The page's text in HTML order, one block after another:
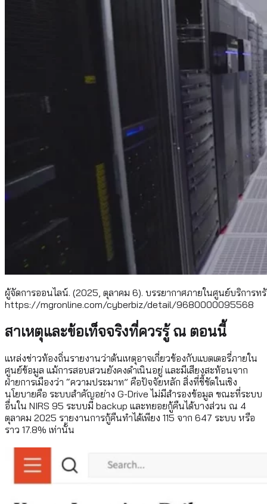
ผู้จัดการออนไลน์. (2025, ตุลาคม 6). บรรยากาศภายในศูนย์บริการท
https://mgronline.com/cyberbiz/detail/9680000095568
สาเหตุและข้อเท็จจริงที่ควรรู้ ณ ตอนนี้
แหล่งข่าวท้องถิ่นรายงานว่าต้นเหตุอาจเกี่ยวข้องกับแบตเตอรี่ภายใน
ศูนย์ข้อมูล แม้การสอบสวนยังคงดำเนินอยู่ และมีเสียงสะท้อนจาก
ฝ่ายการเมืองว่า “ความประมาท” คือปัจจัยหลัก สิ่งที่ชี้ชัดในเชิง
นโยบายคือ ระบบสำคัญอย่าง G-Drive ไม่มีสำรองข้อมูล ขณะที่ระบบ
อื่นใน NIRS 95 ระบบมี backup และทยอยกู้คืนได้บางส่วน ณ 4
ตุลาคม 2025 รายงานการกู้คืนทำได้เพียง 115 จาก 647 ระบบ หรือ
ราว 17.8% เท่านั้น